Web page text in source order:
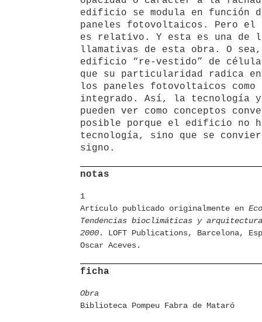
edificio se modula en función
paneles fotovoltaicos. Pero el
es relativo. Y esta es una de
llamativas de esta obra. O
edificio “re-vestido” de
que su particularidad radica
los paneles fotovoltaicos como
integrado. Así, la tecnología
pueden ver como conceptos
posible porque el edificio no
tecnología, sino que se
signo.
notas
1
Articulo publicado originalmente en
Tendencias bioclimáticas y
2000. LOFT Publications, Barcelona,
Oscar Aceves.
ficha
Obra
Biblioteca Pompeu Fabra de Mataró